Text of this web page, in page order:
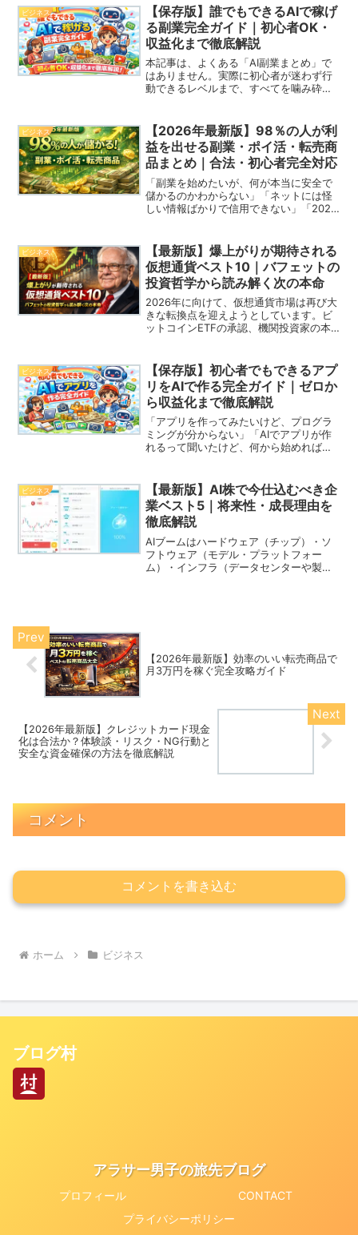
産が金融資産として定着するかどうか」
を左右する重要な...
ビジネス
【保存版】誰でもできるAIで稼げ
る副業完全ガイド｜初心者OK・
収益化まで徹底解説
本記事は、よくある「AI副業まとめ」で
はありません。実際に初心者が迷わず行
動できるレベルまで、すべてを噛み砕い
人はどこで詰まるのかこれらを一切省略
せず書いていきます。...
ビジネス
【2026年最新版】98％の人が利
益を出せる副業・ポイ活・転売商
品まとめ｜合法・初心者完全対応
「副業を始めたいが、何が本当に安全で
儲かるのかわからない」「ネットには怪
しい情報ばかりで信用できない」「2026
つ完全初心者に向けて書いています。結
論から言うと、20...
ビジネス
【最新版】爆上がりが期待される
仮想通貨ベスト10｜バフェットの
投資哲学から読み解く次の本命
2026年に向けて、仮想通貨市場は再び大
きな転換点を迎えようとしています。ビ
ットコインETFの承認、機関投資家の本
への進化が加速しています。ここから登
録で５万円分のBT...
ビジネス
【保存版】初心者でもできるアプ
リをAIで作る完全ガイド｜ゼロか
ら収益化まで徹底解説
「アプリを作ってみたいけど、プログラ
ミングが分からない」「AIでアプリが作
れるって聞いたけど、何から始めればい
が、AIを使って実際にスマホアプリを作
り、App Stor...
ビジネス
【最新版】AI株で今仕込むべき企
業ベスト5｜将来性・成長理由を
徹底解説
AIブームはハードウェア（チップ）・ソ
フトウェア（モデル・プラットフォー
ム）・インフラ（データセンターや製造
【2026年最新版】効率のいい転売商品で
月3万円を稼ぐ完全攻略ガイド
【2026年最新版】クレジットカード現金
化は合法か？体験談・リスク・NG行動と
安全な資金確保の方法を徹底解説
コメント
コメントを書き込む
ホーム ビジネス
ブログ村
アラサー男子の旅先ブログ
プロフィール
CONTACT
プライバシーポリシー